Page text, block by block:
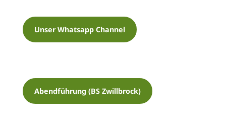
Unser Whatsapp Channel
Abendführung (BS Zwillbrock)
Zoo-Ordnung